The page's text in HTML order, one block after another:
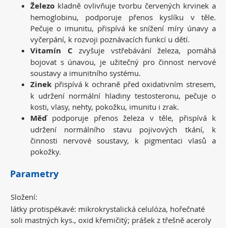
Železo kladně ovlivňuje tvorbu červených krvinek a
hemoglobinu, podporuje přenos kyslíku v těle.
Pečuje o imunitu, přispívá ke snížení míry únavy a
vyčerpání, k rozvoji poznávacích funkcí u dětí.
Vitamín Czvyšuje vstřebávání železa, pomáhá
bojovat s únavou, je užitečný pro činnost nervové
soustavy a imunitního systému.
Zinek přispívá k ochraně před oxidativním stresem,
k udržení normální hladiny testosteronu, pečuje o
kosti, vlasy, nehty, pokožku, imunitu i zrak.
Měď podporuje přenos železa v těle, přispívá k
udržení normálního stavu pojivových tkání, k
činnosti nervové soustavy, k pigmentaci vlasů a
pokožky.
Parametry
Složení:
látky protispékavé: mikrokrystalická celulóza, hořečnaté
soli mastných kys., oxid křemičitý; prášek z třešně aceroly